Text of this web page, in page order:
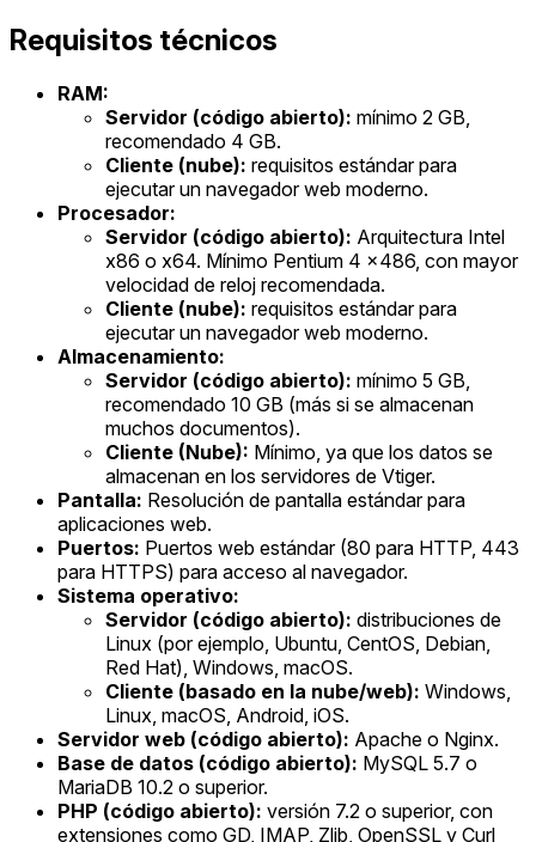
Requisitos técnicos
RAM:
Servidor (código abierto): mínimo 2 GB,
recomendado 4 GB.
Cliente (nube): requisitos estándar para
ejecutar un navegador web moderno.
Procesador:
Servidor (código abierto): Arquitectura Intel
x86 o x64. Mínimo Pentium 4 x486, con mayor
velocidad de reloj recomendada.
Cliente (nube): requisitos estándar para
ejecutar un navegador web moderno.
Almacenamiento:
Servidor (código abierto): mínimo 5 GB,
recomendado 10 GB (más si se almacenan
muchos documentos).
Cliente (Nube): Mínimo, ya que los datos se
almacenan en los servidores de Vtiger.
Pantalla: Resolución de pantalla estándar para
aplicaciones web.
Puertos: Puertos web estándar (80 para HTTP, 443
para HTTPS) para acceso al navegador.
Sistema operativo:
Servidor (código abierto): distribuciones de
Linux (por ejemplo, Ubuntu, CentOS, Debian,
Red Hat), Windows, macOS.
Cliente (basado en la nube/web): Windows,
Linux, macOS, Android, iOS.
Servidor web (código abierto): Apache o Nginx.
Base de datos (código abierto): MySQL 5.7 o
MariaDB 10.2 o superior.
PHP (código abierto): versión 7.2 o superior, con
extensiones como GD, IMAP, Zlib, OpenSSL y Curl